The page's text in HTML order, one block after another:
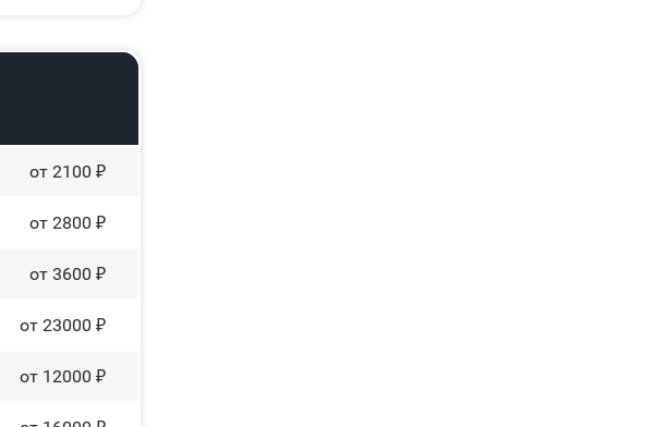
от 2100 ₽
от 2800 ₽
от 3600 ₽
от 23000 ₽
от 12000 ₽